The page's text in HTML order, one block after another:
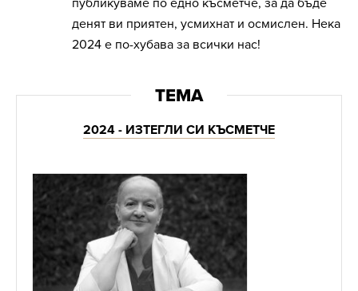
публикуваме по едно късметче, за да бъде
денят ви приятен, усмихнат и осмислен. Нека
2024 е по-хубава за всички нас!
2024 - ИЗТЕГЛИ СИ КЪСМЕТЧЕ